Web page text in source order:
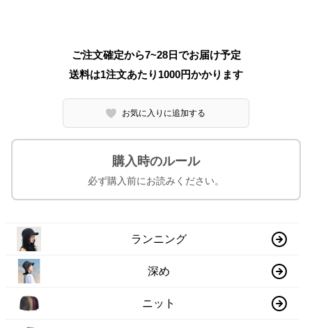
ご注文確定から7~28日でお届け予定
送料は1注文あたり 1000円かかります
お気に入りに追加する
購入時のルール
必ず購入前にお読みください。
ランニング
深め
ニット